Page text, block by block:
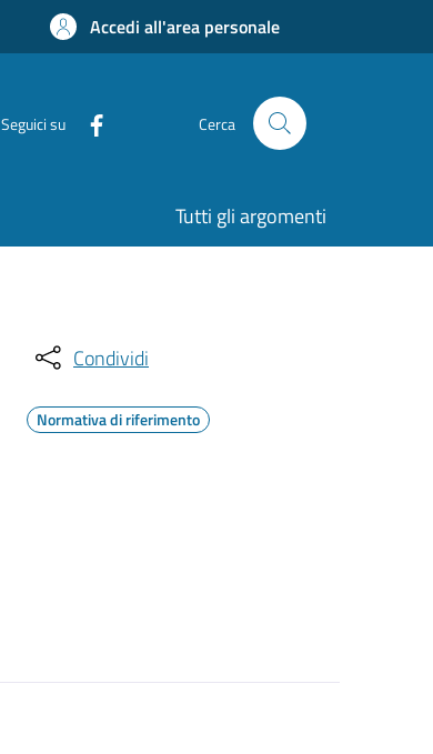
Accedi all'area personale
Seguici su Cerca
Tutti gli argomenti
Condividi
Normativa di riferimento